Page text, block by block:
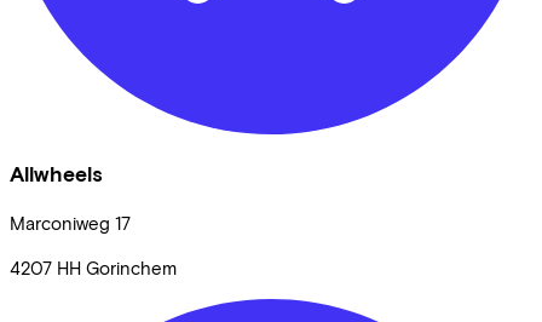
Allwheels
Marconiweg 17
4207 HH Gorinchem